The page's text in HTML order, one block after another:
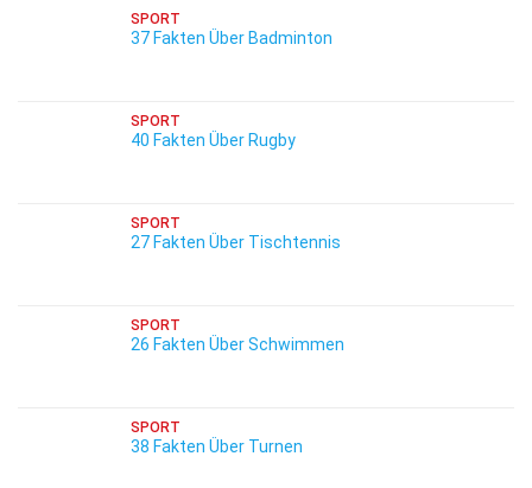
SPORT
37 Fakten Über Badminton
SPORT
40 Fakten Über Rugby
SPORT
27 Fakten Über Tischtennis
SPORT
26 Fakten Über Schwimmen
SPORT
38 Fakten Über Turnen